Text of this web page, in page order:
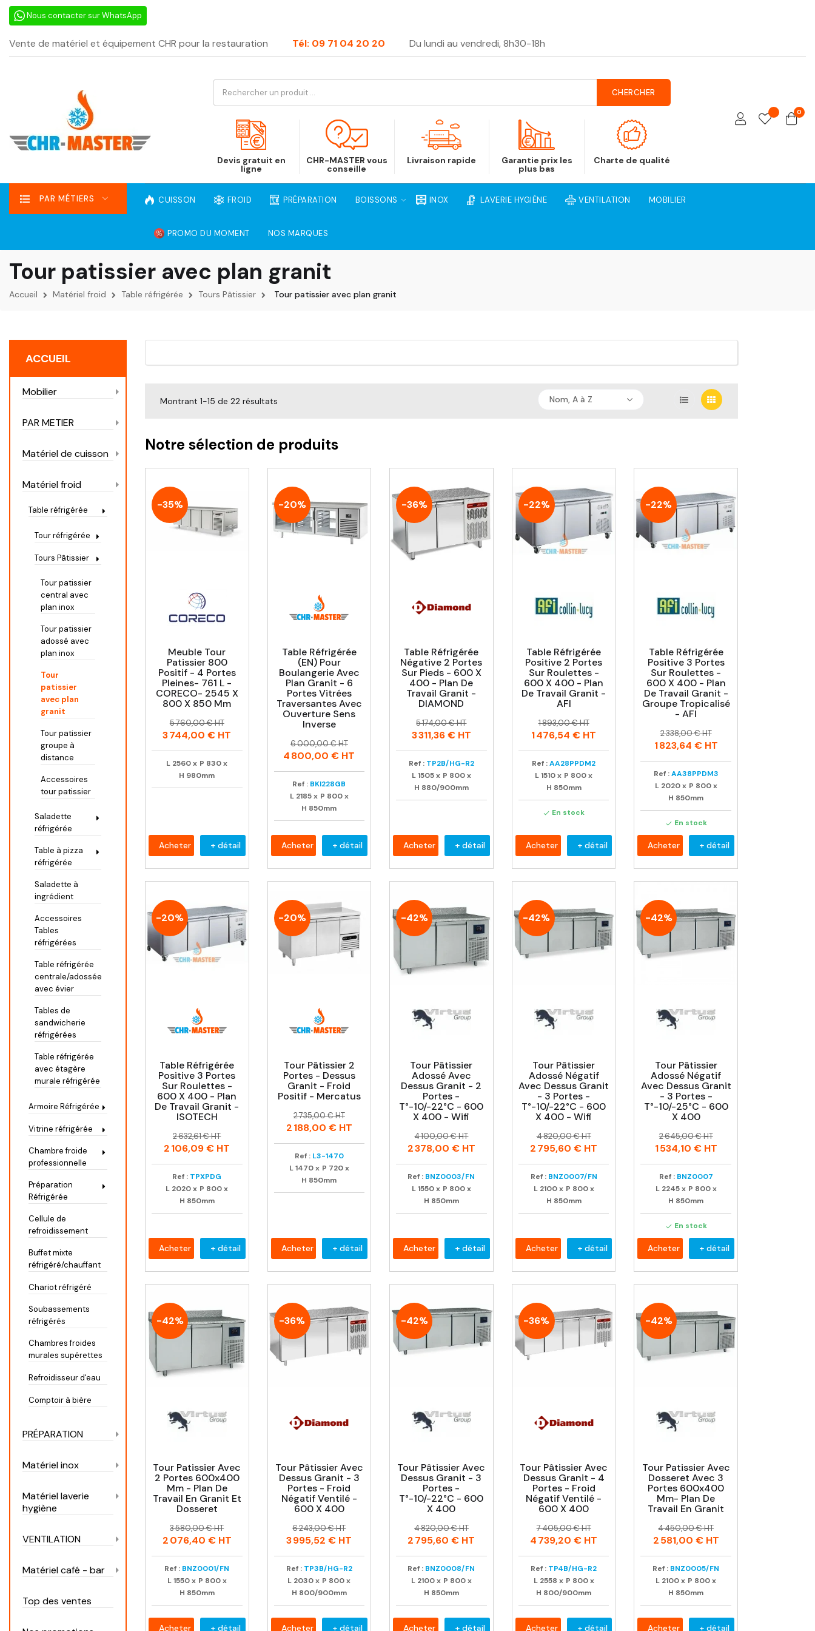
Nous contacter sur WhatsApp
Vente de matériel et équipement CHR pour la restauration Tél: 09 71 04 20 20 Du lundi au vendredi, 8h30-18h
CHERCHER
Devis gratuit en
ligne
CHR-MASTER vous
conseille
Livraison rapide Garantie prix les
plus bas
Charte de qualité
0
PAR MÉTIERS CUISSON FROID PRÉPARATION BOISSONS INOX LAVERIE HYGIÈNE VENTILATION MOBILIER
PROMO DU MOMENT NOS MARQUES
Tour patissier avec plan granit
Accueil Matériel froid Table réfrigérée Tours Pâtissier Tour patissier avec plan granit
ACCUEIL
Mobilier
PAR METIER
Matériel de cuisson
Matériel froid
Table réfrigérée
Tour réfrigérée
Tours Pâtissier
Tour patissier
central avec
plan inox
Tour patissier
adossé avec
plan inox
Tour
patissier
avec plan
granit
Tour patissier
groupe à
distance
Accessoires
tour patissier
Saladette
réfrigérée
Table à pizza
réfrigérée
Saladette à
ingrédient
Accessoires
Tables
réfrigérées
Table réfrigérée
centrale/adossée
avec évier
Tables de
sandwicherie
réfrigérées
Table réfrigérée
avec étagère
murale réfrigérée
Armoire Réfrigérée
Vitrine réfrigérée
Chambre froide
professionnelle
Préparation
Réfrigérée
Cellule de
refroidissement
Buffet mixte
réfrigéré/chauffant
Chariot réfrigéré
Soubassements
réfrigérés
Chambres froides
murales supérettes
Refroidisseur d'eau
Comptoir à bière
PRÉPARATION
Matériel inox
Matériel laverie
hygiène
VENTILATION
Matériel café - bar
Top des ventes
Montrant 1-15 de 22 résultats Nom, A à Z
Notre sélection de produits
-35%
Meuble Tour
Patissier 800
Positif - 4 Portes
Pleines- 761 L -
CORECO- 2545 X
800 X 850 Mm
Prix
Prix
habituel
5 760,00 € HT
3 744,00 € HT
L 2560 x P 830 x
H 980mm
Acheter + détail
-20%
Table Réfrigérée
(EN) Pour
Boulangerie Avec
Plan Granit - 6
Portes Vitrées
Traversantes Avec
Ouverture Sens
Inverse
Prix
Prix
habituel
6 000,00 € HT
4 800,00 € HT
Ref : BKI228GB
L 2185x P 800x
H 850mm
Acheter + détail
-36%
Table Réfrigérée
Négative 2 Portes
Sur Pieds - 600 X
400 - Plan De
Travail Granit -
DIAMOND
Prix
Prix
habituel
5 174,00 € HT
3 311,36 €HT
Ref : TP2B/HG-R2
L1505x P 800x
H 880/900mm
Acheter + détail
-22%
Table Réfrigérée
Positive 2 Portes
Sur Roulettes -
600 X 400 - Plan
De Travail Granit -
AFI
Prix
Prix
habituel
1 893,00 € HT
1 476,54 € HT
Ref :AA28PPDM2
L1510x P 800x
H 850mm
 En stock
Acheter + détail
-22%
Table Réfrigérée
Positive 3 Portes
Sur Roulettes -
600 X 400 - Plan
De Travail Granit -
Groupe Tropicalisé
- AFI
Prix
Prix
habituel
2 338,00 € HT
1 823,64 €HT
Ref : AA38PPDM3
L 2020 x P 800 x
H 850mm
 En stock
Acheter + détail
-20%
Table Réfrigérée
Positive 3 Portes
Sur Roulettes -
600 X 400 - Plan
De Travail Granit -
ISOTECH
Prix
Prix
habituel
2 632,61 € HT
2 106,09 € HT
Ref : TPXPDG
L 2020 x P 800 x
H 850mm
Acheter + détail
-20%
Tour Pâtissier 2
Portes - Dessus
Granit - Froid
Positif - Mercatus
Prix
Prix
habituel
2 735,00 € HT
2 188,00 €HT
Ref : L3-1470
L1470x P 720x
H 850mm
Acheter + détail
-42%
Tour Pâtissier
Adossé Avec
Dessus Granit - 2
Portes -
T°-10/-22°C - 600
X 400 - Wifi
Prix
Prix
habituel
4 100,00 € HT
2 378,00 €HT
Ref : BNZ0003/FN
L1550x P 800x
H 850mm
Acheter + détail
-42%
Tour Pâtissier
Adossé Négatif
Avec Dessus Granit
- 3 Portes -
T°-10/-22°C - 600
X 400 - Wifi
Prix
Prix
habituel
4 820,00 € HT
2 795,60 € HT
Ref : BNZ0007/FN
L 2100 x P 800 x
H 850mm
Acheter + détail
-42%
Tour Pâtissier
Adossé Négatif
Avec Dessus Granit
- 3 Portes -
T°-10/-25°C - 600
X 400
Prix
Prix
habituel
2 645,00 € HT
1 534,10 €HT
Ref : BNZ0007
L 2245 x P 800 x
H 850mm
 En stock
Acheter + détail
-42%
Tour Patissier Avec
2 Portes 600x400
Mm - Plan De
Travail En Granit Et
Dosseret
Prix
Prix
habituel
3 580,00 € HT
2 076,40 €HT
Ref : BNZ0001/FN
L 1550 x P 800 x
H 850mm
Acheter + détail
-36%
Tour Pâtissier Avec
Dessus Granit - 3
Portes - Froid
Négatif Ventilé -
600 X 400
Prix
Prix
habituel
6 243,00 € HT
3 995,52 € HT
Ref : TP3B/HG-R2
L 2030 x P 800 x
H 800/900mm
Acheter + détail
-42%
Tour Pâtissier Avec
Dessus Granit - 3
Portes -
T°-10/-22°C - 600
X 400
Prix
Prix
habituel
4 820,00 € HT
2 795,60 € HT
Ref : BNZ0008/FN
L 2100x P 800x
H 850mm
Acheter + détail
-36%
Tour Pâtissier Avec
Dessus Granit - 4
Portes - Froid
Négatif Ventilé -
600 X 400
Prix
Prix
habituel
7 405,00 € HT
4 739,20 € HT
Ref : TP4B/HG-R2
L 2558 x P 800 x
H 800/900mm
Acheter + détail
-42%
Tour Patissier Avec
Dosseret Avec 3
Portes 600x400
Mm- Plan De
Travail En Granit
Prix
Prix
habituel
4 450,00 € HT
2 581,00 €HT
Ref : BNZ0005/FN
L 2100x P 800x
H 850mm
Acheter + détail